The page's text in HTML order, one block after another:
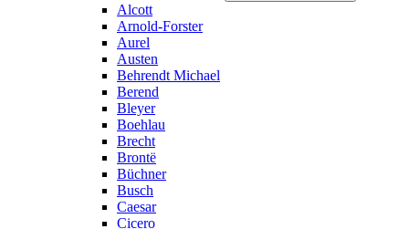
Alcott
Arnold-Forster
Aurel
Austen
Behrendt Michael
Berend
Bleyer
Boehlau
Brecht
Brontë
Büchner
Busch
Caesar
Cicero